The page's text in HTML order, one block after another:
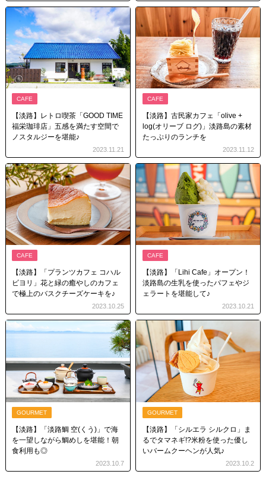
CAFE
【淡路】レトロ喫茶「GOOD TIME
福栄珈琲店」五感を満たす空間で
ノスタルジーを堪能♪
2023.11.21
CAFE
【淡路】古民家カフェ「olive +
log(オリーブ ログ)」淡路島の素材
たっぷりのランチを
2023.11.12
CAFE
【淡路】「プランツカフェ コハル
ビヨリ」花と緑の癒やしのカフェ
で極上のバスクチーズケーキを♪
2023.10.25
CAFE
【淡路】「Lihi Cafe」オープン！
淡路島の生乳を使ったパフェやジ
ェラートを堪能して♪
2023.10.21
GOURMET
【淡路】「淡路鯛 空(くう)」で海
を一望しながら鯛めしを堪能！朝
食利用も◎
2023.10.7
GOURMET
【淡路】「シルエラ シルクロ」ま
るでタマネギ!?米粉を使った優し
いバームクーヘンが人気♪
2023.10.2